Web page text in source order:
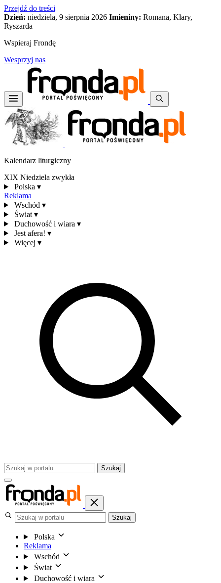
Przejdź do treści
Dzień: niedziela, 9 sierpnia 2026 Imieniny: Romana, Klary,
Ryszarda
Wspieraj Frondę
Wesprzyj nas
Kalendarz liturgiczny
XIX Niedziela zwykła
Polska ▾
Reklama
Wschód ▾
Świat ▾
Duchowość i wiara ▾
Jest afera! ▾
Więcej ▾
Szukaj
Szukaj
Polska
Reklama
Wschód
Świat
Duchowość i wiara